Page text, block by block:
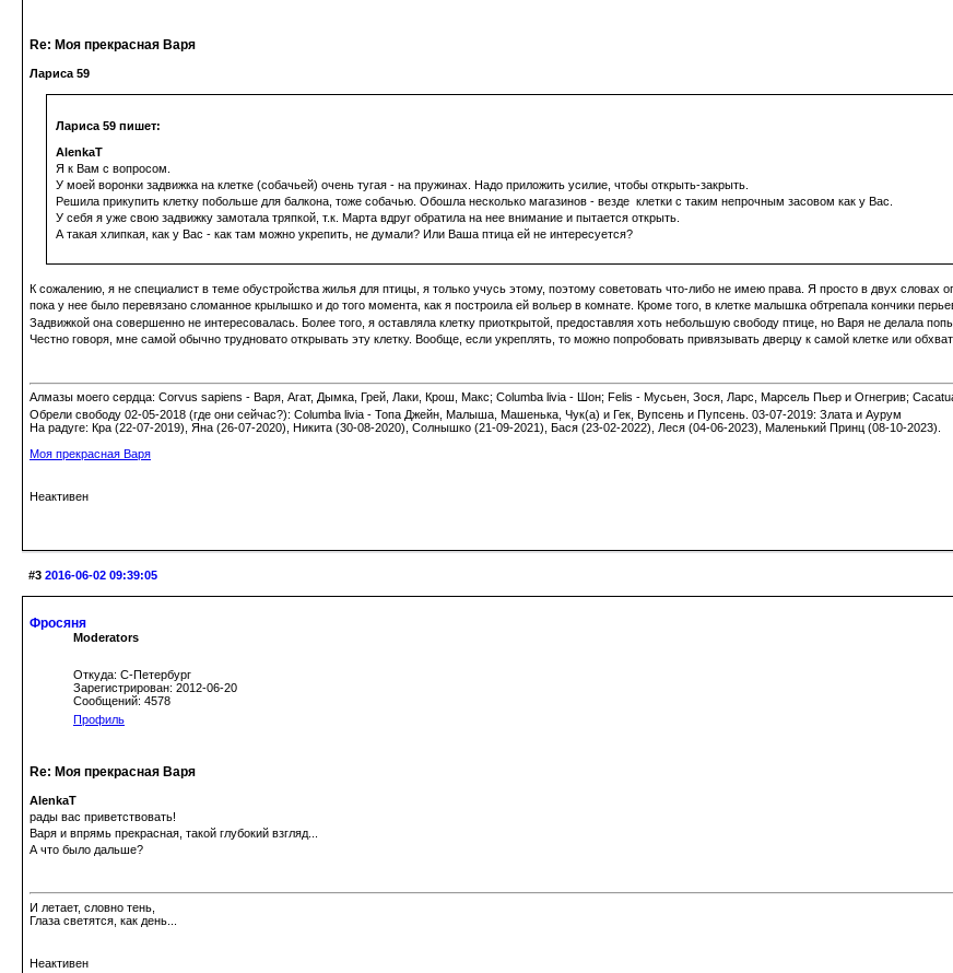
Re: Моя прекрасная Варя
Лариса 59
Лариса 59 пишет:
AlenkaT
Я к Вам с вопросом.
У моей воронки задвижка на клетке (собачьей) очень тугая - на пружинах. Надо приложить усилие, чтобы открыть-закрыть.
Решила прикупить клетку побольше для балкона, тоже собачью. Обошла несколько магазинов - везде клетки с таким непрочным засовом как у Вас.
У себя я уже свою задвижку замотала тряпкой, т.к. Марта вдруг обратила на нее внимание и пытается открыть.
А такая хлипкая, как у Вас - как там можно укрепить, не думали? Или Ваша птица ей не интересуется?
К сожалению, я не специалист в теме обустройства жилья для птицы, я только учусь этому, поэтому советовать что-либо не имею права. Я просто в двух
пока у нее было перевязано сломанное крылышко и до того момента, как я построила ей вольер в комнате. Кроме того, в клетке малышка обтрепала кончики
Задвижкой она совершенно не интересовалась. Более того, я оставляла клетку приоткрытой, предоставляя хоть небольшую свободу птице, но Варя не делала
Честно говоря, мне самой обычно трудновато открывать эту клетку. Вообще, если укреплять, то можно попробовать привязывать дверцу к самой клетке или
Алмазы моего сердца: Corvus sapiens - Варя, Агат, Дымка, Грей, Лаки, Крош, Макс; Columba livia - Шон; Felis - Мусьен, Зося, Ларс, Марсель Пьер и Огнегрив;
Обрели свободу 02-05-2018 (где они сейчас?): Columba livia - Топа Джейн, Малыша, Машенька, Чук(а) и Гек, Вупсень и Пупсень. 03-07-2019: Злата и Аурум
На радуге: Кра (22-07-2019), Яна (26-07-2020), Никита (30-08-2020), Солнышко (21-09-2021), Бася (23-02-2022), Леся (04-06-2023), Маленький Принц (08-10-2023).
Моя прекрасная Варя
Неактивен
#3 2016-06-02 09:39:05
Фросяня
Moderators
Откуда: С-Петербург
Зарегистрирован: 2012-06-20
Сообщений: 4578
Профиль
Re: Моя прекрасная Варя
AlenkaT
рады вас приветствовать!
Варя и впрямь прекрасная, такой глубокий взгляд...
А что было дальше?
И летает, словно тень,
Глаза светятся, как день...
Неактивен